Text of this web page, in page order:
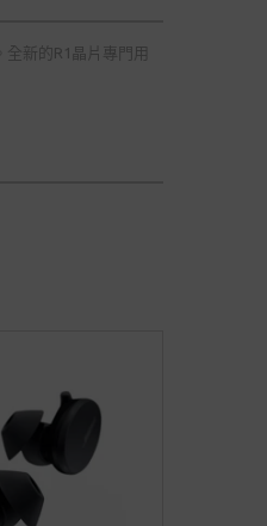
新的R1晶片專門用